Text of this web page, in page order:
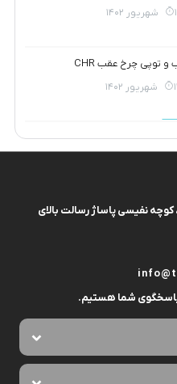
کوچه نفیسی پاساژ رسالت بالای